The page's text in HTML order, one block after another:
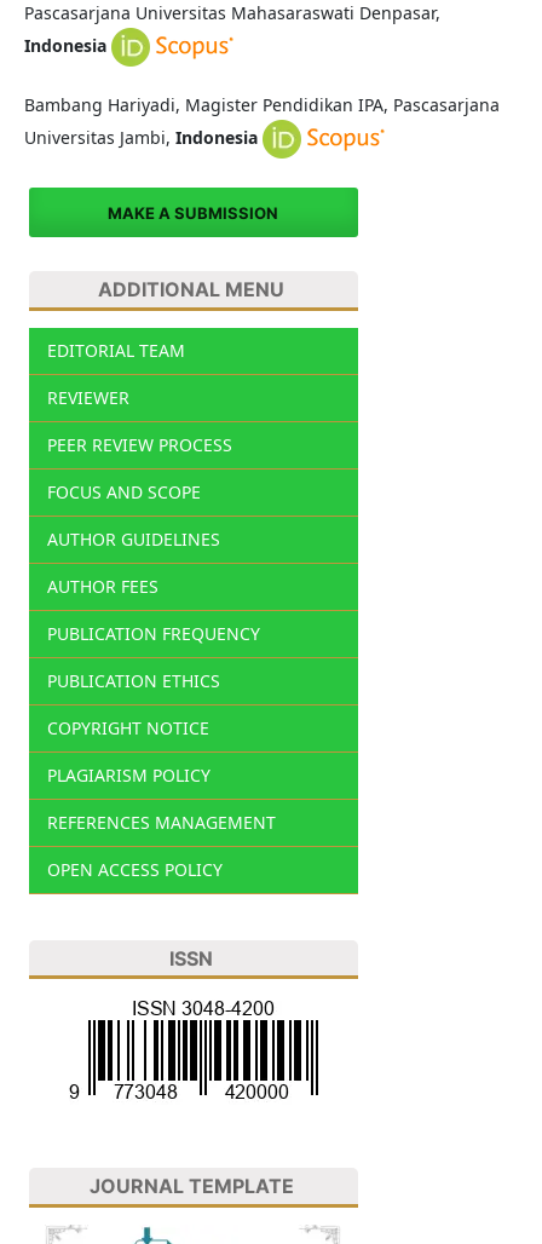
Pascasarjana Universitas Mahasaraswati Denpasar,
Indonesia
Bambang Hariyadi, Magister Pendidikan IPA, Pascasarjana
Universitas Jambi, Indonesia
MAKE A SUBMISSION
ADDITIONAL MENU
EDITORIAL TEAM
REVIEWER
PEER REVIEW PROCESS
FOCUS AND SCOPE
AUTHOR GUIDELINES
AUTHOR FEES
PUBLICATION FREQUENCY
PUBLICATION ETHICS
COPYRIGHT NOTICE
PLAGIARISM POLICY
REFERENCES MANAGEMENT
OPEN ACCESS POLICY
ISSN
JOURNAL TEMPLATE